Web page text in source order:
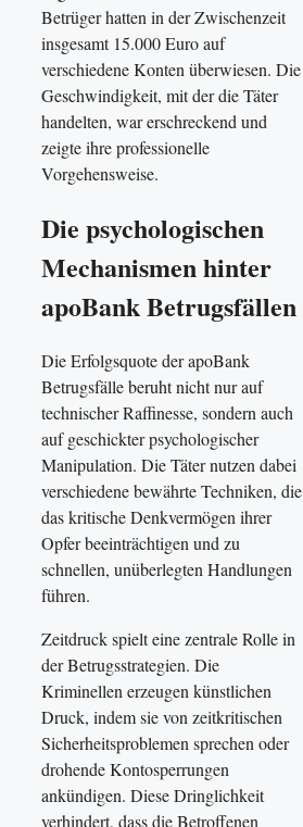
Betrüger hatten in der Zwischenzeit
insgesamt 15.000 Euro auf
verschiedene Konten überwiesen. Die
Geschwindigkeit, mit der die Täter
handelten, war erschreckend und
zeigte ihre professionelle
Vorgehensweise.
Die psychologischen
Mechanismen hinter
apoBank Betrugsfällen
Die Erfolgsquote der apoBank
Betrugsfälle beruht nicht nur auf
technischer Raffinesse, sondern auch
auf geschickter psychologischer
Manipulation. Die Täter nutzen dabei
verschiedene bewährte Techniken, die
das kritische Denkvermögen ihrer
Opfer beeinträchtigen und zu
schnellen, unüberlegten Handlungen
führen.
Zeitdruck spielt eine zentrale Rolle in
der Betrugsstrategien. Die
Kriminellen erzeugen künstlichen
Druck, indem sie von zeitkritischen
Sicherheitsproblemen sprechen oder
drohende Kontosperrungen
ankündigen. Diese Dringlichkeit
verhindert, dass die Betroffenen